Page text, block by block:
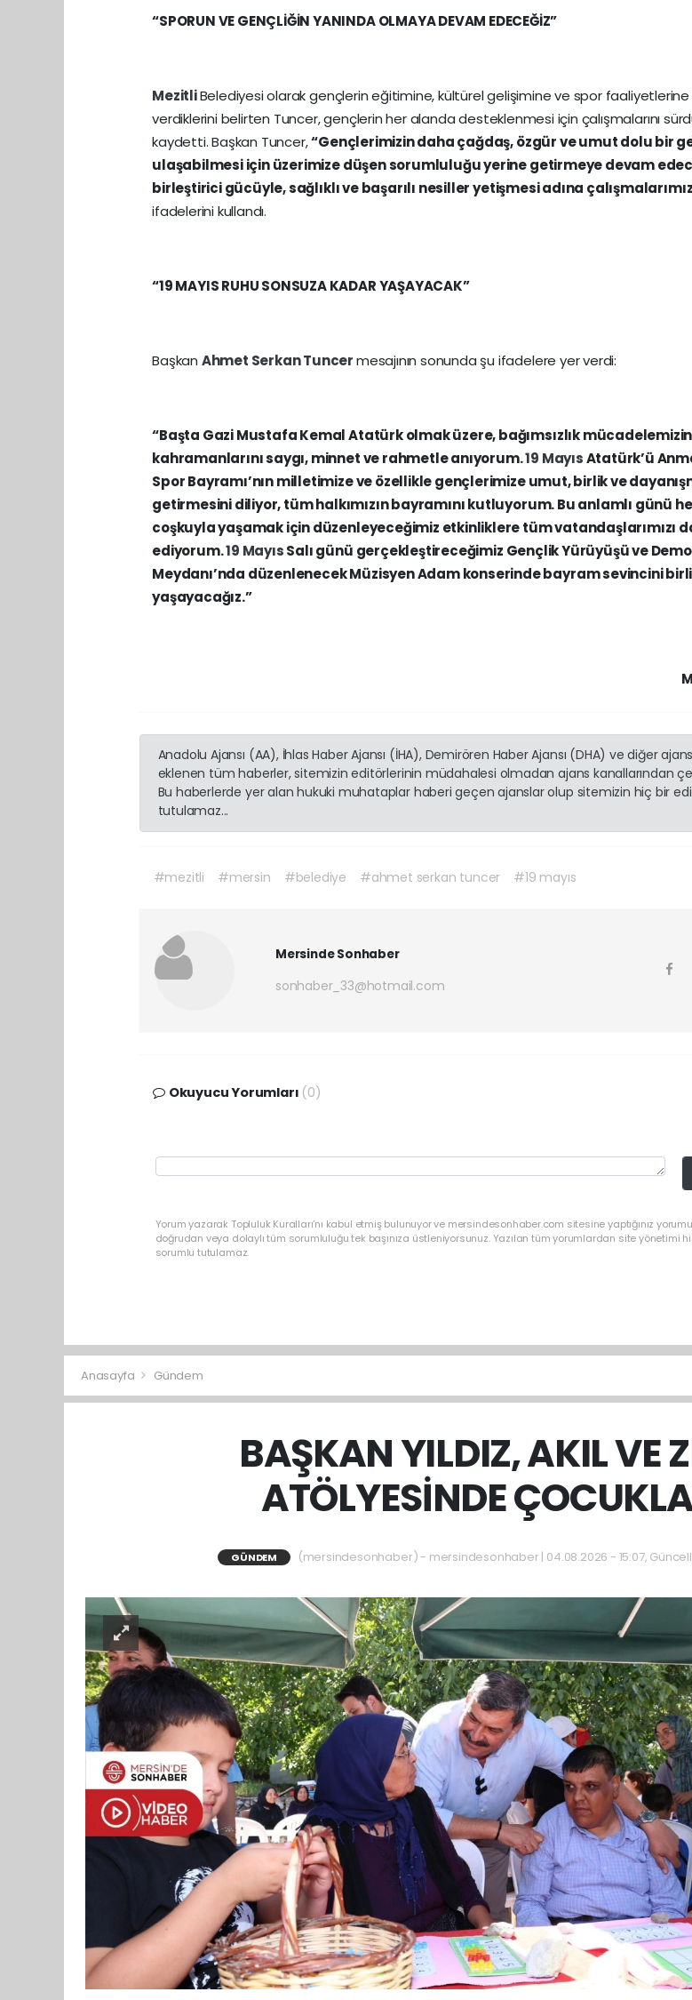
“SPORUN VE GENÇLİĞİN YANINDA OLMAYA DEVAM EDECEĞİZ”
MezitliBelediyesi olarak gençlerin eğitimine, kültürel gelişimine ve spor
verdiklerini belirten Tuncer, gençlerin her alanda desteklenmesi için çalışmalarını
kaydetti. Başkan Tuncer,“Gençlerimizin daha çağdaş, özgür ve umut dolu bir
ulaşabilmesi için üzerimize düşen sorumluluğu yerine getirmeye devam
birleştirici gücüyle, sağlıklı ve başarılı nesiller yetişmesi adına
ifadelerini kullandı.
“19 MAYIS RUHU SONSUZA KADAR YAŞAYACAK”
Başkan Ahmet Serkan Tuncermesajının sonunda şu ifadelere yer verdi:
“Başta Gazi Mustafa Kemal Atatürk olmak üzere, bağımsızlık
kahramanlarını saygı, minnet ve rahmetle anıyorum.19 MayısAtatürk’ü
Spor Bayramı’nın milletimize ve özellikle gençlerimize umut, birlik ve
getirmesini diliyor, tüm halkımızın bayramını kutluyorum. Bu anlamlı günü
coşkuyla yaşamak için düzenleyeceğimiz etkinliklere tüm vatandaşlarımızı
ediyorum.19 MayısSalı günü gerçekleştireceğimiz Gençlik Yürüyüşü ve
Meydanı’nda düzenlenecek Müzisyen Adam konserinde bayram sevincini
yaşayacağız.”
Anadolu Ajansı (AA), İhlas Haber Ajansı (İHA), Demirören Haber Ajansı (DHA) ve diğer
eklenen tüm haberler, sitemizin editörlerinin müdahalesi olmadan ajans kanallarından
Bu haberlerde yer alan hukuki muhataplar haberi geçen ajanslar olup sitemizin hiç bir
tutulamaz...
#mezitli #mersin #belediye #ahmet serkan tuncer #19 mayıs
Mersinde Sonhaber
sonhaber_33@hotmail.com
Okuyucu Yorumları (0)
Yorum yazarak Topluluk Kuralları’nı kabul etmiş bulunuyor ve mersindesonhaber.com sitesine yaptığınız
doğrudan veya dolaylı tüm sorumluluğu tek başınıza üstleniyorsunuz. Yazılan tüm yorumlardan site yönetimi
sorumlu tutulamaz.
Anasayfa Gündem
BAŞKAN YILDIZ, AKIL VE
ATÖLYESİNDE
GÜNDEM (mersindesonhaber) - mersindesonhaber | 04.08.2026 - 15:07,